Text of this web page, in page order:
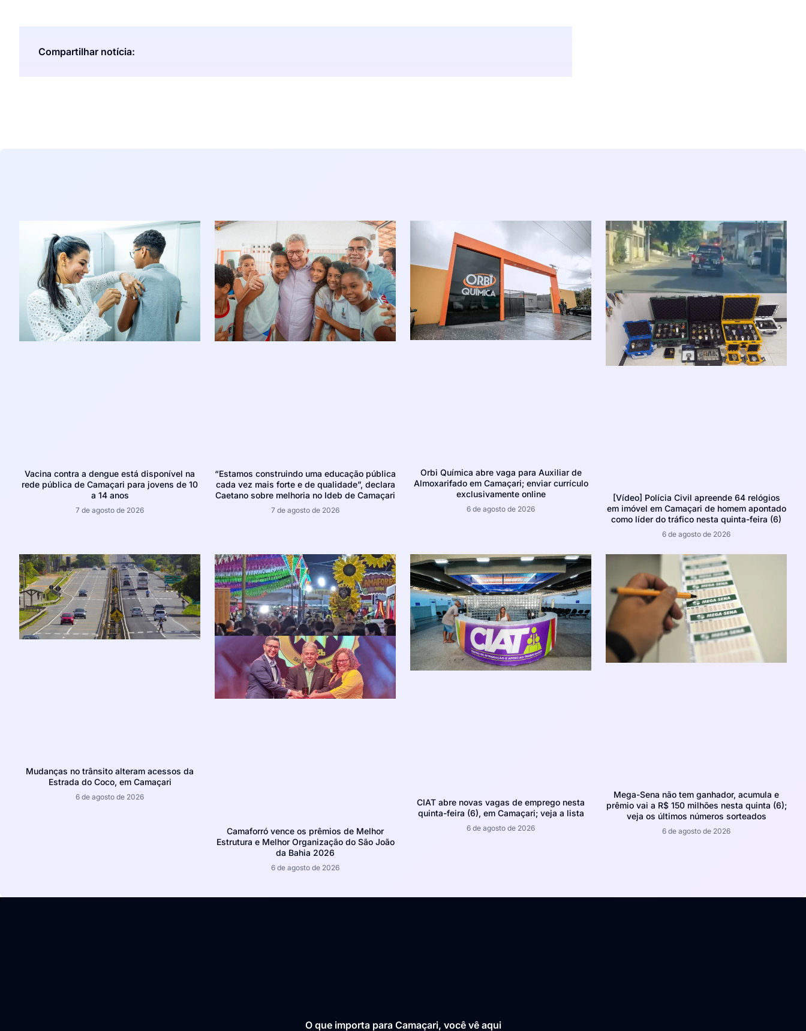
Compartilhar notícia:
Vacina contra a dengue está disponível na
rede pública de Camaçari para jovens de 10
a 14 anos
7 de agosto de 2026
“Estamos construindo uma educação pública
cada vez mais forte e de qualidade”, declara
Caetano sobre melhoria no Ideb de Camaçari
7 de agosto de 2026
Orbi Química abre vaga para Auxiliar de
Almoxarifado em Camaçari; enviar currículo
exclusivamente online
6 de agosto de 2026
[Vídeo] Polícia Civil apreende 64 relógios
em imóvel em Camaçari de homem apontado
como líder do tráfico nesta quinta-feira (6)
6 de agosto de 2026
Mudanças no trânsito alteram acessos da
Estrada do Coco, em Camaçari
6 de agosto de 2026
Camaforró vence os prêmios de Melhor
Estrutura e Melhor Organização do São João
da Bahia 2026
6 de agosto de 2026
CIAT abre novas vagas de emprego nesta
quinta-feira (6), em Camaçari; veja a lista
6 de agosto de 2026
Mega-Sena não tem ganhador, acumula e
prêmio vai a R$ 150 milhões nesta quinta (6);
veja os últimos números sorteados
6 de agosto de 2026
O que importa para Camaçari, você vê aqui